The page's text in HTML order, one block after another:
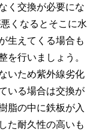
く交換が必要にな
くなるとそこに水
生えてくる場合も
を行いましょう。
いため紫外線劣化
いる場合は交換が
脂の中に鉄板が入
た耐久性の高いも